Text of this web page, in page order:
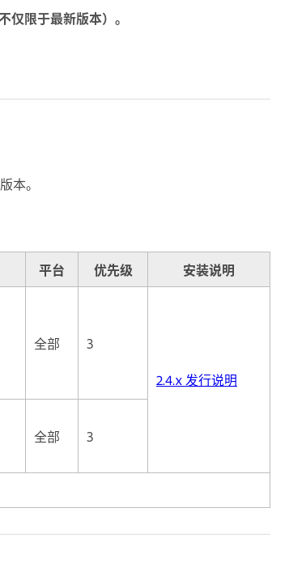
仅限于最新版本）。
本。
平台 优先级 安装说明
全部
3
2.4.x 发行说明
全部 3